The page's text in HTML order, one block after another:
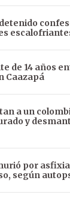
de 14 años
Caazapá
a un
y
por
según